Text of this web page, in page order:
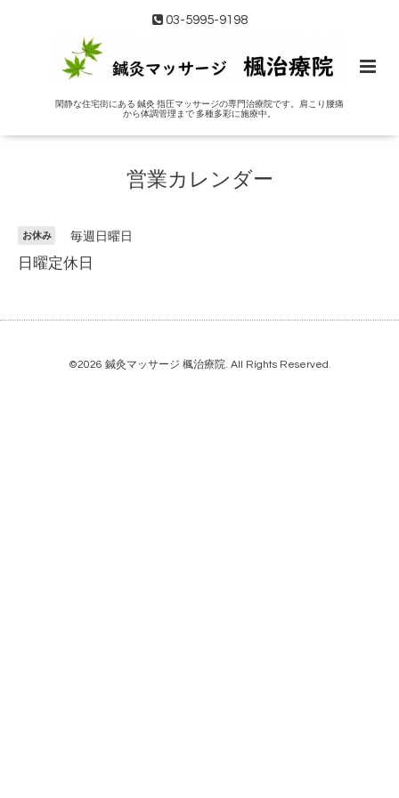
03-5995-9198
閑静な住宅街にある 鍼灸 指圧マッサージの専門治療院です。肩こり腰痛
から体調管理まで 多種多彩に施療中。
営業カレンダー
お休み 毎週日曜日
日曜定休日
©2026 鍼灸マッサージ 楓治療院. All Rights Reserved.